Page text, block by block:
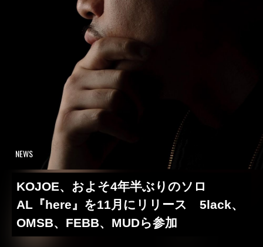
NEWS
KOJOE、およそ4年半ぶりのソロ
AL『here』を11月にリリース 5lack、
OMSB、FEBB、MUDら参加